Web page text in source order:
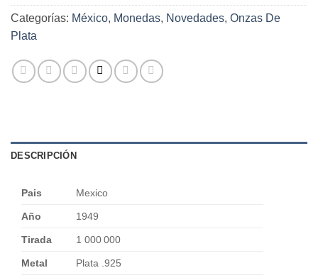
Categorías: México, Monedas, Novedades, Onzas De
Plata
DESCRIPCIÓN
Pais Mexico
Año 1949
Tirada 1 000 000
Metal Plata .925